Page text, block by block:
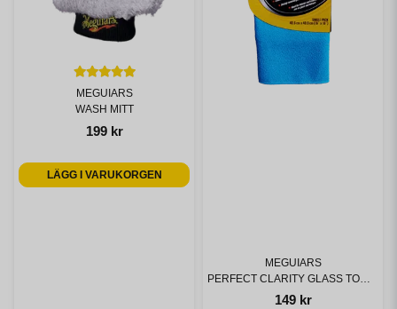
MEGUIARS
WASH MITT
199 kr
LÄGG I VARUKORGEN
MEGUIARS
149 kr